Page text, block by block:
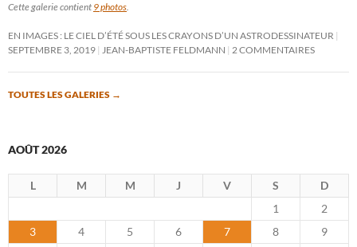
Cette galerie contient 9 photos.
EN IMAGES : LE CIEL D’ÉTÉ SOUS LES CRAYONS D’UN ASTRODESSINATEUR
SEPTEMBRE 3, 2019 JEAN-BAPTISTE FELDMANN 2 COMMENTAIRES
TOUTES LES GALERIES →
AOÛT 2026
L M M J V S
D
1
2
3
4 5 6 7 8
9